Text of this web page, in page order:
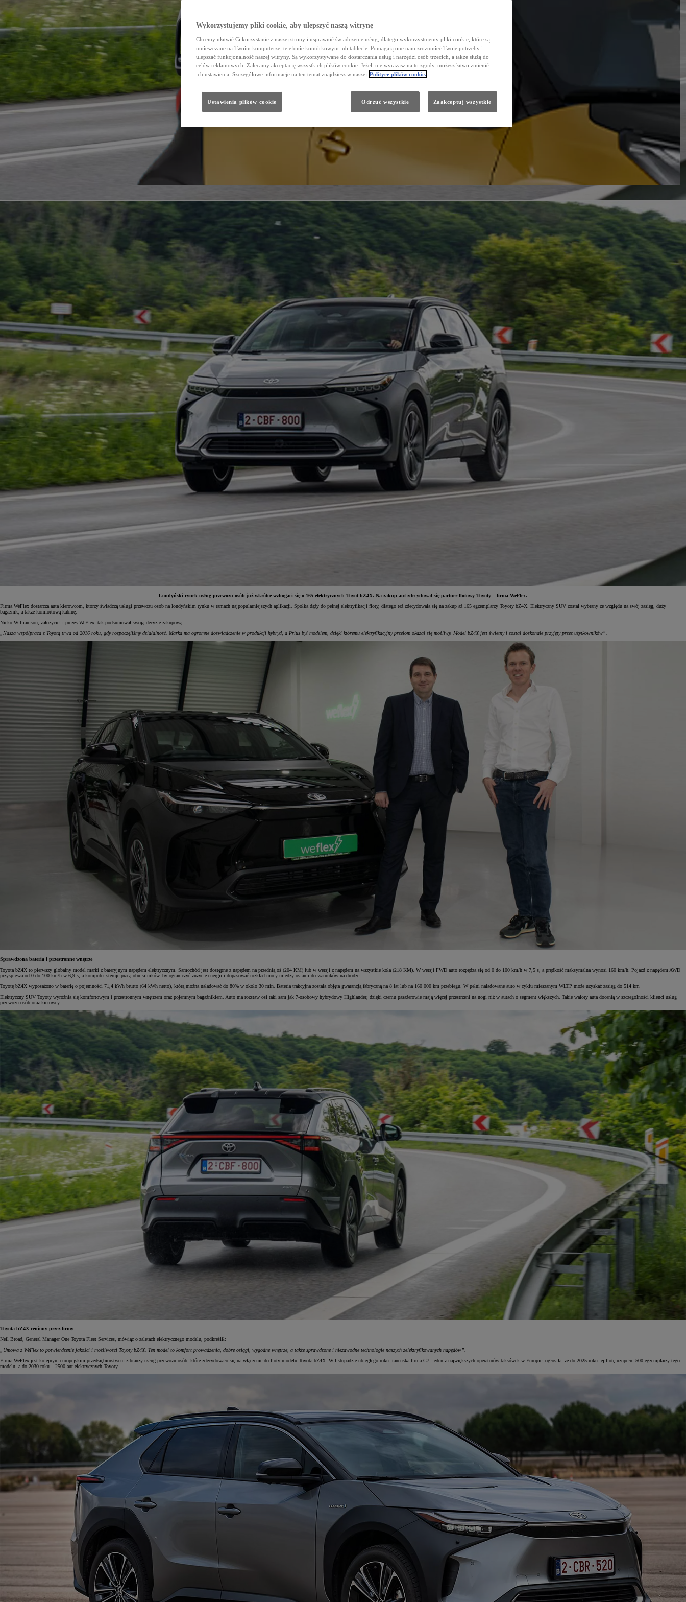
Yaris Cross
HYBRID
Od105 300 zł
Corolla Hatchback
Londyński rynek usług przewozu osób już wkrótce wzbogaci się o 165 elektrycznych Toyot bZ4X. Na zakup aut zdecydował się partner flotowy Toyoty – firma WeFlex.
Firma WeFlex dostarcza auta kierowcom, którzy świadczą usługi przewozu osób na londyńskim rynku w ramach najpopularniejszych aplikacji. Spółka dąży do pełnej elektryfikacji floty, dlatego też zdecydowała się na zakup aż 165 egzemplarzy Toyoty bZ4X. Elektryczny SUV został wybrany ze względu na swój zasięg, duży
bagażnik, a także komfortową kabinę.
Nicko Williamson, założyciel i prezes WeFlex, tak podsumował swoją decyzję zakupową:
„Nasza współpraca z Toyotą trwa od 2016 roku, gdy rozpoczęliśmy działalność. Marka ma ogromne doświadczenie w produkcji hybryd, a Prius był modelem, dzięki któremu elektryfikacyjny przełom okazał się możliwy. Model bZ4X jest świetny i został doskonale przyjęty przez użytkowników”.
Sprawdzona bateria i przestronne wnętrze
Toyota bZ4X to pierwszy globalny model marki z bateryjnym napędem elektrycznym. Samochód jest dostępne z napędem na przednią oś (204 KM) lub w wersji z napędem na wszystkie koła (218 KM). W wersji FWD auto rozpędza się od 0 do 100 km/h w 7,5 s, a prędkość maksymalna wynosi 160 km/h. Pojazd z napędem AWD
przyspiesza od 0 do 100 km/h w 6,9 s, a komputer steruje pracą obu silników, by ograniczyć zużycie energii i dopasować rozkład mocy między osiami do warunków na drodze.
Toyotę bZ4X wyposażono w baterię o pojemności 71,4 kWh brutto (64 kWh netto), którą można naładować do 80% w około 30 min. Bateria trakcyjna została objęta gwarancją fabryczną na 8 lat lub na 160 000 km przebiegu. W pełni naładowane auto w cyklu mieszanym WLTP może uzyskać zasięg do 514 km
Elektryczny SUV Toyoty wyróżnia się komfortowym i przestronnym wnętrzem oraz pojemnym bagażnikiem. Auto ma rozstaw osi taki sam jak 7-osobowy hybrydowy Highlander, dzięki czemu pasażerowie mają więcej przestrzeni na nogi niż w autach o segment większych. Takie walory auta docenią w szczególności klienci usług
przewozu osób oraz kierowcy.
Toyota bZ4X ceniony przez firmy
Neil Broad, General Manager One Toyota Fleet Services, mówiąc o zaletach elektrycznego modelu, podkreślił:
„Umowa z WeFlex to potwierdzenie jakości i możliwości Toyoty bZ4X. Ten model to komfort prowadzenia, dobre osiągi, wygodne wnętrze, a także sprawdzone i niezawodne technologie naszych zelektryfikowanych napędów”.
Firma WeFlex jest kolejnym europejskim przedsiębiorstwem z branży usług przewozu osób, które zdecydowało się na włączenie do floty modelu Toyota bZ4X. W listopadzie ubiegłego roku francuska firma G7, jeden z największych operatorów taksówek w Europie, ogłosiła, że do 2025 roku jej flotę uzupełni 500 egzemplarzy tego
modelu, a do 2030 roku – 2500 aut elektrycznych Toyoty.
Wykorzystujemy pliki cookie, aby ulepszyć naszą witrynę
Chcemy ułatwić Ci korzystanie z naszej strony i usprawnić świadczenie usług, dlatego wykorzystujemy pliki cookie, które są
umieszczane na Twoim komputerze, telefonie komórkowym lub tablecie. Pomagają one nam zrozumieć Twoje potrzeby i
ulepszać funkcjonalność naszej witryny. Są wykorzystywane do dostarczania usług i narzędzi osób trzecich, a także służą do
celów reklamowych. Zalecamy akceptację wszystkich plików cookie. Jeżeli nie wyrażasz na to zgody, możesz łatwo zmienić
ich ustawienia. Szczegółowe informacje na ten temat znajdziesz w naszej Polityce plików cookie.
Ustawienia plików cookie Odrzuć wszystkie Zaakceptuj wszystkie